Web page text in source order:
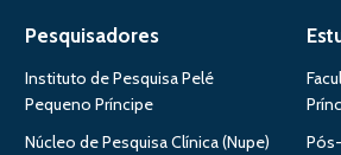
Pesquisadores
Instituto de Pesquisa Pelé
Pequeno Príncipe
Núcleo de Pesquisa Clínica (Nupe)